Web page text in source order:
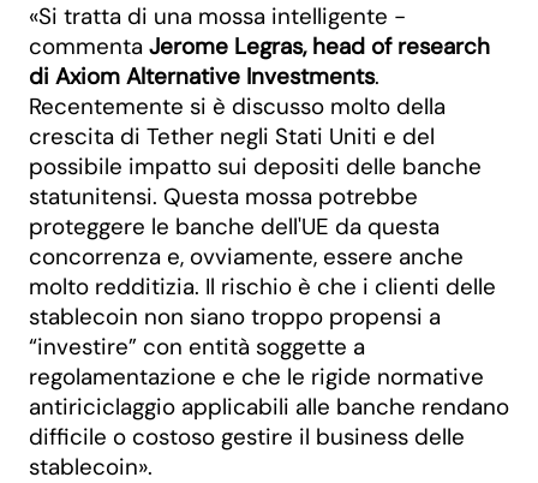
«Si tratta di una mossa intelligente -
commenta Jerome Legras, head of research
di Axiom Alternative Investments.
Recentemente si è discusso molto della
crescita di Tether negli Stati Uniti e del
possibile impatto sui depositi delle banche
statunitensi. Questa mossa potrebbe
proteggere le banche dell'UE da questa
concorrenza e, ovviamente, essere anche
molto redditizia. Il rischio è che i clienti delle
stablecoin non siano troppo propensi a
“investire” con entità soggette a
regolamentazione e che le rigide normative
antiriciclaggio applicabili alle banche rendano
difficile o costoso gestire il business delle
stablecoin».